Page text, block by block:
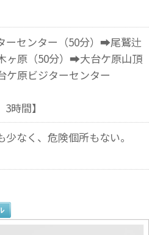
ーセンター（50分）➡尾鷲辻
ヶ原（50分）➡大台ケ原山頂
ケ原ビジターセンター
時間】
少なく、危険個所もない。